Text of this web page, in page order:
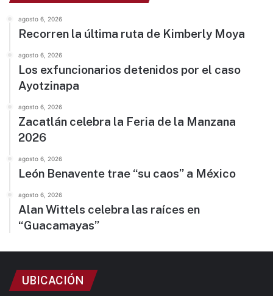
agosto 6, 2026
Recorren la última ruta de Kimberly Moya
agosto 6, 2026
Los exfuncionarios detenidos por el caso
Ayotzinapa
agosto 6, 2026
Zacatlán celebra la Feria de la Manzana
2026
agosto 6, 2026
León Benavente trae “su caos” a México
agosto 6, 2026
Alan Wittels celebra las raíces en
“Guacamayas”
UBICACIÓN